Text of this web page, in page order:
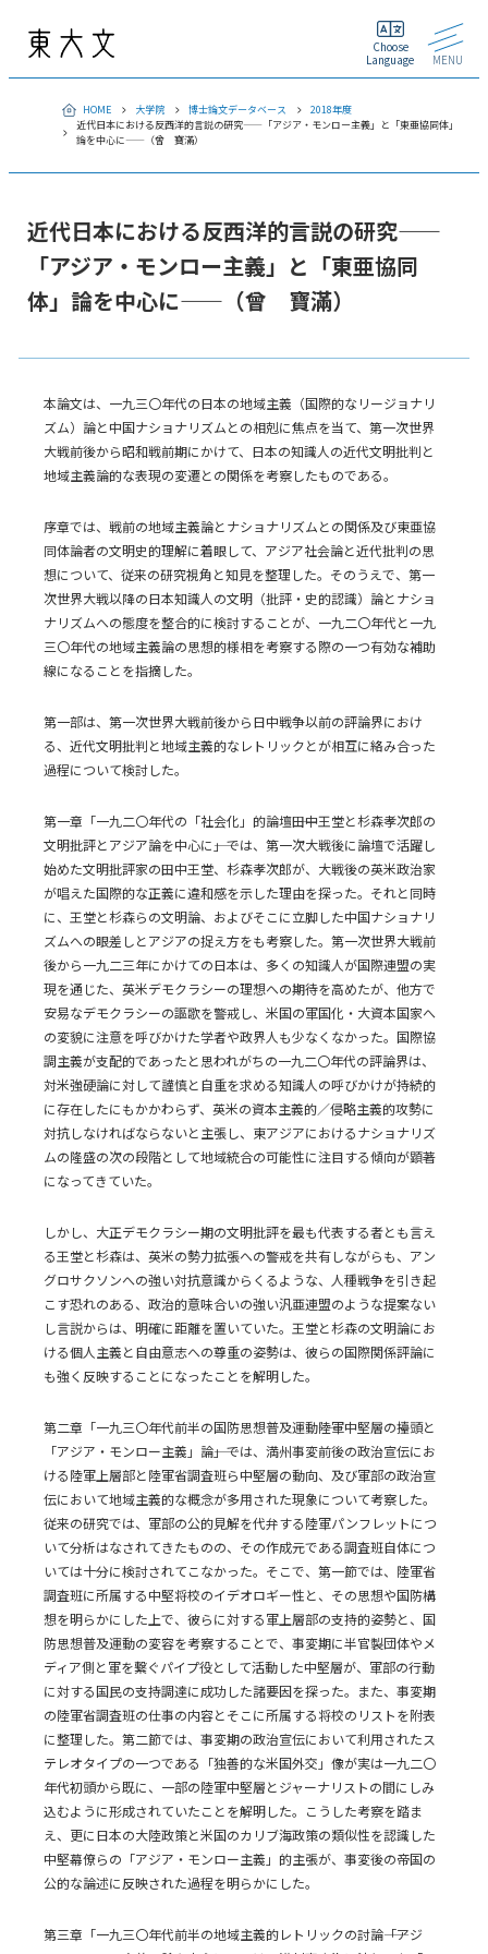
Choose
Language
MENU
HOME 大学院 博士論文データベース
2018年度
近代日本における反西洋的言説の研究——「アジア・モンロー主義」と「東亜協同体」
論を中心に——（曾 寶滿）
近代日本における反西洋的言説の研究——
「アジア・モンロー主義」と「東亜協同
体」論を中心に——（曾 寶滿）
本論文は、一九三〇年代の日本の地域主義（国際的なリージョナリ
ズム）論と中国ナショナリズムとの相剋に焦点を当て、第一次世界
大戦前後から昭和戦前期にかけて、日本の知識人の近代文明批判と
地域主義論的な表現の変遷との関係を考察したものである。
序章では、戦前の地域主義論とナショナリズムとの関係及び東亜協
同体論者の文明史的理解に着眼して、アジア社会論と近代批判の思
想について、従来の研究視角と知見を整理した。そのうえで、第一
次世界大戦以降の日本知識人の文明（批評・史的認識）論とナショ
ナリズムへの態度を整合的に検討することが、一九二〇年代と一九
三〇年代の地域主義論の思想的様相を考察する際の一つ有効な補助
線になることを指摘した。
第一部は、第一次世界大戦前後から日中戦争以前の評論界におけ
る、近代文明批判と地域主義的なレトリックとが相互に絡み合った
過程について検討した。
第一章「一九二〇年代の「社会化」的論壇――田中王堂と杉森孝次郎の
文明批評とアジア論を中心に――」では、第一次大戦後に論壇で活躍し
始めた文明批評家の田中王堂、杉森孝次郎が、大戦後の英米政治家
が唱えた国際的な正義に違和感を示した理由を探った。それと同時
に、王堂と杉森らの文明論、およびそこに立脚した中国ナショナリ
ズムへの眼差しとアジアの捉え方をも考察した。第一次世界大戦前
後から一九二三年にかけての日本は、多くの知識人が国際連盟の実
現を通じた、英米デモクラシーの理想への期待を高めたが、他方で
安易なデモクラシーの謳歌を警戒し、米国の軍国化・大資本国家へ
の変貌に注意を呼びかけた学者や政界人も少なくなかった。国際協
調主義が支配的であったと思われがちの一九二〇年代の評論界は、
対米強硬論に対して謹慎と自重を求める知識人の呼びかけが持続的
に存在したにもかかわらず、英米の資本主義的／侵略主義的攻勢に
対抗しなければならないと主張し、東アジアにおけるナショナリズ
ムの隆盛の次の段階として地域統合の可能性に注目する傾向が顕著
になってきていた。
しかし、大正デモクラシー期の文明批評を最も代表する者とも言え
る王堂と杉森は、英米の勢力拡張への警戒を共有しながらも、アン
グロサクソンへの強い対抗意識からくるような、人種戦争を引き起
こす恐れのある、政治的意味合いの強い汎亜連盟のような提案ない
し言説からは、明確に距離を置いていた。王堂と杉森の文明論にお
ける個人主義と自由意志への尊重の姿勢は、彼らの国際関係評論に
も強く反映することになったことを解明した。
第二章「一九三〇年代前半の国防思想普及運動――陸軍中堅層の擡頭と
「アジア・モンロー主義」論――」では、満州事変前後の政治宣伝にお
ける陸軍上層部と陸軍省調査班ら中堅層の動向、及び軍部の政治宣
伝において地域主義的な概念が多用された現象について考察した。
従来の研究では、軍部の公的見解を代弁する陸軍パンフレットにつ
いて分析はなされてきたものの、その作成元である調査班自体につ
いては十分に検討されてこなかった。そこで、第一節では、陸軍省
調査班に所属する中堅将校のイデオロギー性と、その思想や国防構
想を明らかにした上で、彼らに対する軍上層部の支持的姿勢と、国
防思想普及運動の変容を考察することで、事変期に半官製団体やメ
ディア側と軍を繋ぐパイプ役として活動した中堅層が、軍部の行動
に対する国民の支持調達に成功した諸要因を探った。また、事変期
の陸軍省調査班の仕事の内容とそこに所属する将校のリストを附表
に整理した。第二節では、事変期の政治宣伝において利用されたス
テレオタイプの一つである「独善的な米国外交」像が実は一九二〇
年代初頭から既に、一部の陸軍中堅層とジャーナリストの間にしみ
込むように形成されていたことを解明した。こうした考察を踏ま
え、更に日本の大陸政策と米国のカリブ海政策の類似性を認識した
中堅幕僚らの「アジア・モンロー主義」的主張が、事変後の帝国の
公的な論述に反映された過程を明らかにした。
第三章「一九三〇年代前半の地域主義的レトリックの討論――「アジ